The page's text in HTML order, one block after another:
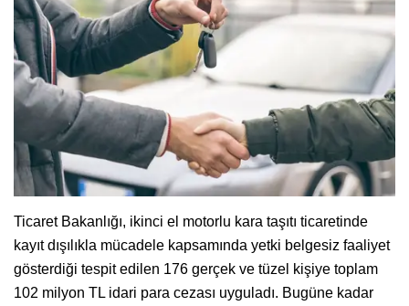
Ticaret Bakanlığı, ikinci el motorlu kara taşıtı ticaretinde
kayıt dışılıkla mücadele kapsamında yetki belgesiz faaliyet
gösterdiği tespit edilen 176 gerçek ve tüzel kişiye toplam
102 milyon TL idari para cezası uyguladı. Bugüne kadar